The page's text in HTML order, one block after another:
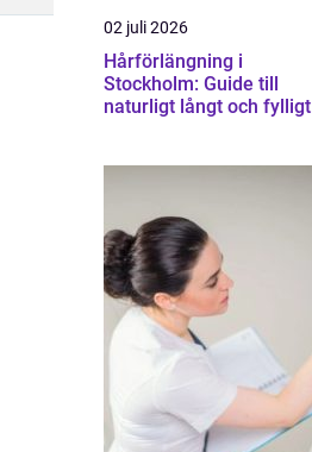
02 juli 2026
Hårförlängning i
Stockholm: Guide till
naturligt långt och fylligt